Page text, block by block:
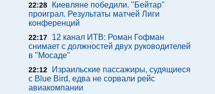
22:28
Киевляне победили. "Бейтар"
проиграл. Результаты матчей Лиги
конференций
22:17
12 канал ИТВ: Роман Гофман
снимает с должностей двух руководителей
в "Мосаде"
22:12
Израильские пассажиры, судящиеся
с Blue Bird, едва не сорвали рейс
авиакомпании